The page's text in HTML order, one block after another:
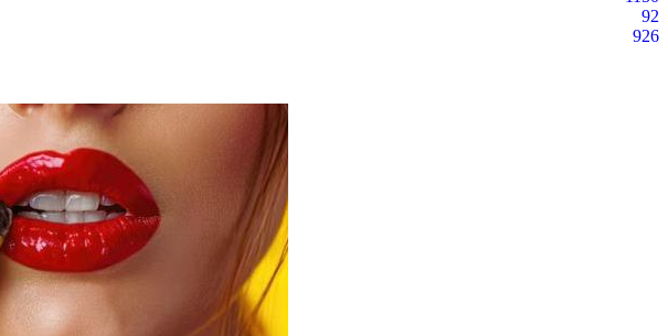
92
926